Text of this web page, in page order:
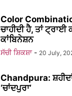
Color
ਚਾਹੀਦੀ ਹੈ, ਤਾਂ
ਕਾਂਬਿਨੇਸ਼ਨ
ਸੱਚੀ ਸ਼ਿਕਸ਼ਾ - 20 July,
Chandpura:
‘ਚਾਂਦਪੁਰਾ’